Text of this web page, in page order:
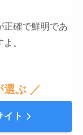
正確で鮮明であ
。
選ぶ ／
イト